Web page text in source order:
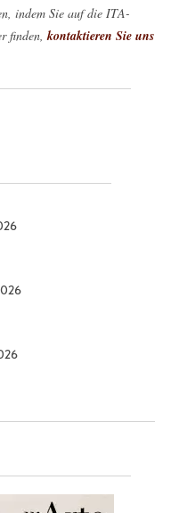
indem Sie auf die ITA-
finden, kontaktieren Sie uns